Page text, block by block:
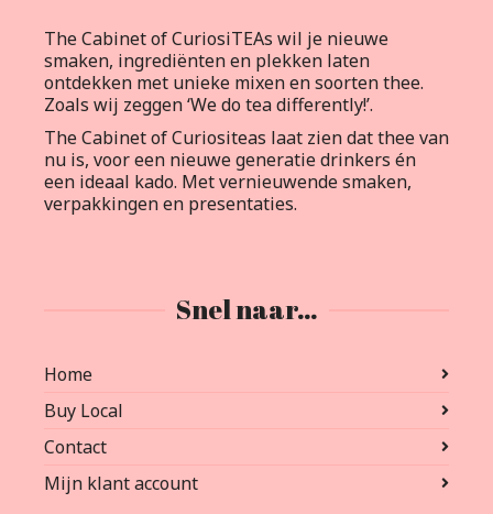
The Cabinet of CuriosiTEAs wil je nieuwe
smaken, ingrediënten en plekken laten
ontdekken met unieke mixen en soorten thee.
Zoals wij zeggen ‘We do tea differently!’.
The Cabinet of Curiositeas laat zien dat thee van
nu is, voor een nieuwe generatie drinkers én
een ideaal kado. Met vernieuwende smaken,
verpakkingen en presentaties.
Snel naar…
Home
Buy Local
Contact
Mijn klant account